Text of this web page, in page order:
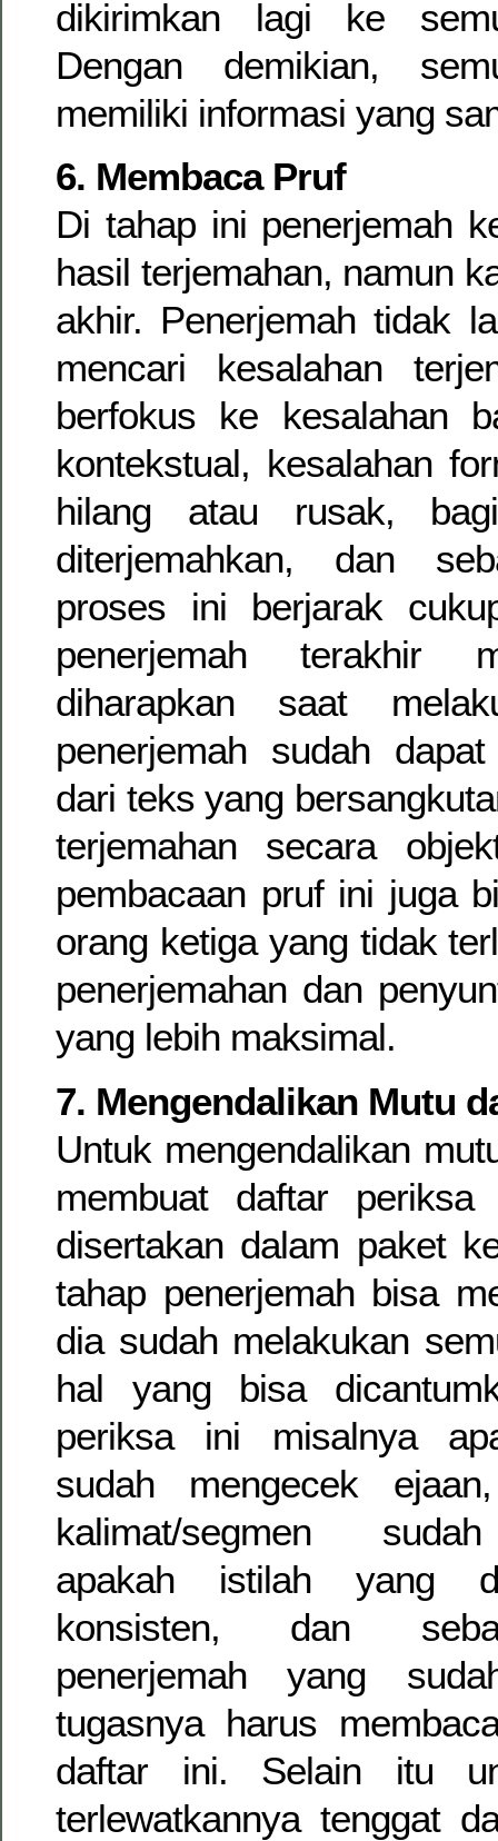
dikirimkan lagi ke
Dengan demikian,
memiliki informasi yang
6. Membaca Pruf
Di tahap ini penerjemah
hasil terjemahan, namun
akhir. Penerjemah tidak
mencari kesalahan
berfokus ke kesalahan
kontekstual, kesalahan
hilang atau rusak,
diterjemahkan, dan
proses ini berjarak
penerjemah terakhir
diharapkan saat
penerjemah sudah
dari teks yang
terjemahan secara
pembacaan pruf ini juga
orang ketiga yang tidak
penerjemahan dan
yang lebih maksimal.
7. Mengendalikan Mutu
Untuk mengendalikan
membuat daftar periksa
disertakan dalam paket
tahap penerjemah bisa
dia sudah melakukan
hal yang bisa
periksa ini misalnya
sudah mengecek
kalimat/segmen
apakah istilah yang
konsisten, dan
penerjemah yang
tugasnya harus
daftar ini. Selain itu
terlewatkannya tenggat